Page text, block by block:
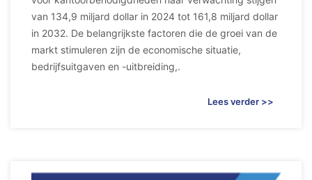
van 134,9 miljard dollar in 2024 tot 161,8 miljard dollar
in 2032. De belangrijkste factoren die de groei van de
markt stimuleren zijn de economische situatie,
bedrijfsuitgaven en -uitbreiding,.
Lees verder >>